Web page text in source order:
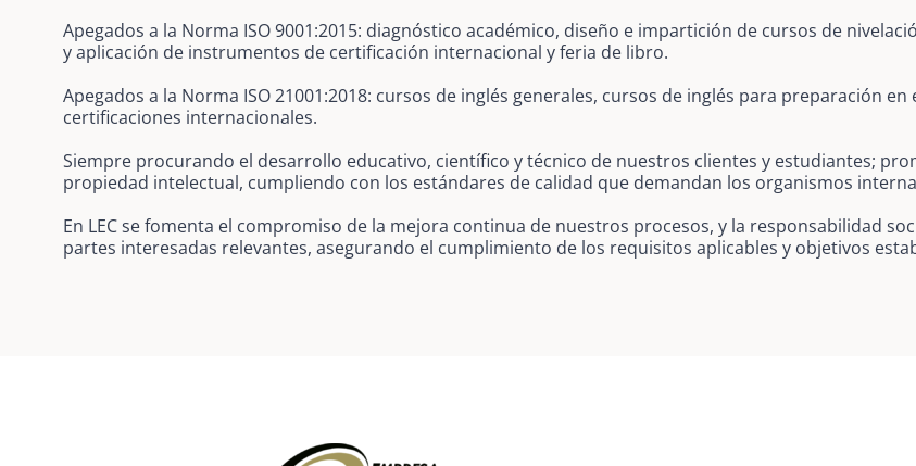
Apegados a la Norma ISO 9001:2015: diagnóstico académico, diseño e impartición de cursos de
y aplicación de instrumentos de certificación internacional y feria de libro.
Apegados a la Norma ISO 21001:2018: cursos de inglés generales, cursos de inglés para preparación
certificaciones internacionales.
Siempre procurando el desarrollo educativo, científico y técnico de nuestros clientes y estudiantes;
propiedad intelectual, cumpliendo con los estándares de calidad que demandan los organismos
En LEC se fomenta el compromiso de la mejora continua de nuestros procesos, y la responsabilidad
partes interesadas relevantes, asegurando el cumplimiento de los requisitos aplicables y objetivos